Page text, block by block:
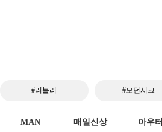
#러블리 #모던시크
MAN 매일신상 아우터